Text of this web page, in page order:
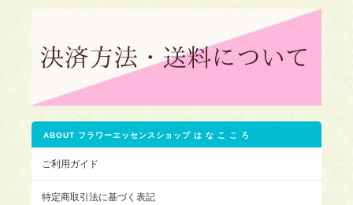
ABOUT フラワーエッセンスショップ は な こ こ ろ
ご利用ガイド
特定商取引法に基づく表記